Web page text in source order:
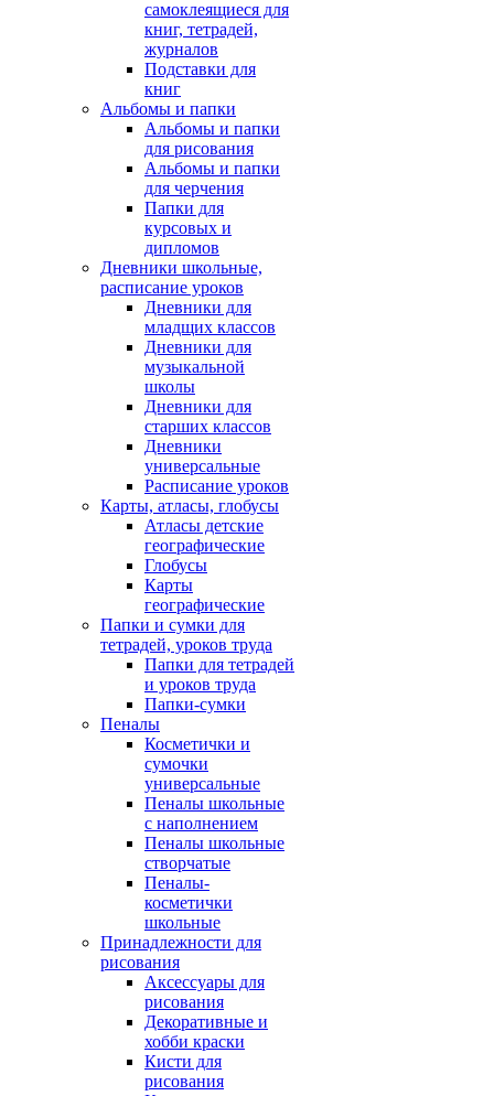
самоклеящиеся для
книг, тетрадей,
журналов
Подставки для
книг
Альбомы и папки
Альбомы и папки
для рисования
Альбомы и папки
для черчения
Папки для
курсовых и
дипломов
Дневники школьные,
расписание уроков
Дневники для
младщих классов
Дневники для
музыкальной
школы
Дневники для
старших классов
Дневники
универсальные
Расписание уроков
Карты, атласы, глобусы
Атласы детские
географические
Глобусы
Карты
географические
Папки и сумки для
тетрадей, уроков труда
Папки для тетрадей
и уроков труда
Папки-сумки
Пеналы
Косметички и
сумочки
универсальные
Пеналы школьные
с наполнением
Пеналы школьные
створчатые
Пеналы-
косметички
школьные
Принадлежности для
рисования
Аксессуары для
рисования
Декоративные и
хобби краски
Кисти для
рисования